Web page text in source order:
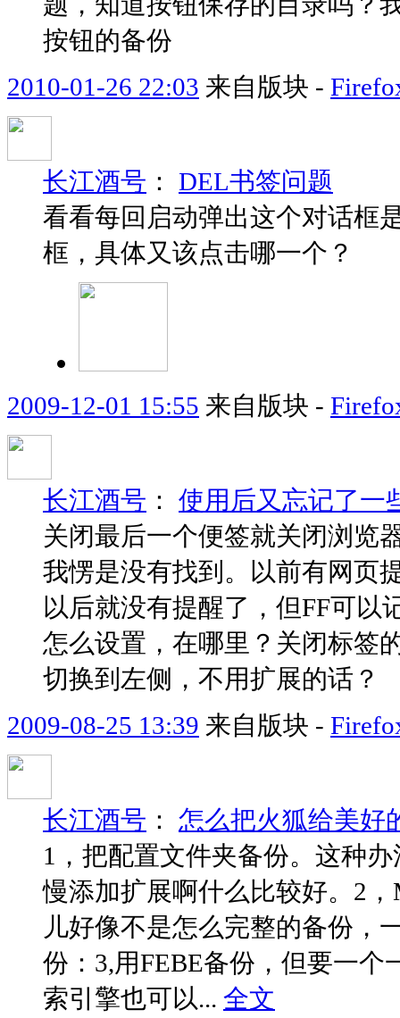
按钮的备份
2010-01-26 22:03 来自版块 -
长江酒号 ： DEL书签问题
看看每回启动弹出这个对话框
框，具体又该点击哪一个？
2009-12-01 15:55 来自版块 -
长江酒号 ： 使用后又忘记了一
关闭最后一个便签就关闭浏览
我愣是没有找到。以前有网页
以后就没有提醒了，但FF可以
怎么设置，在哪里？关闭标签
切换到左侧，不用扩展的话？
2009-08-25 13:39 来自版块 -
长江酒号 ： 怎么把火狐给美好
1，把配置文件夹备份。这种
慢添加扩展啊什么比较好。2
儿好像不是怎么完整的备份，
份：3,用FEBE备份，但要一
索引擎也可以... 全文